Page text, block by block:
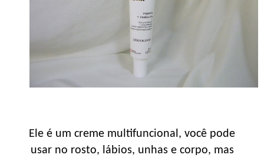
Ele é um creme multifuncional, você pode
usar no rosto, lábios, unhas e corpo, mas